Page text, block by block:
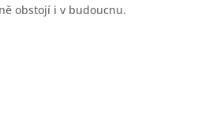
obstojí i v budoucnu.